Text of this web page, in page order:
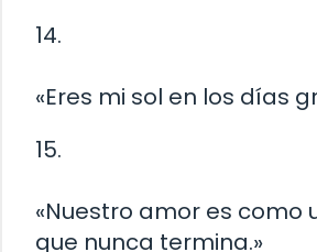
14.
«Eres mi sol en los días
15.
«Nuestro amor es como
que nunca termina.»